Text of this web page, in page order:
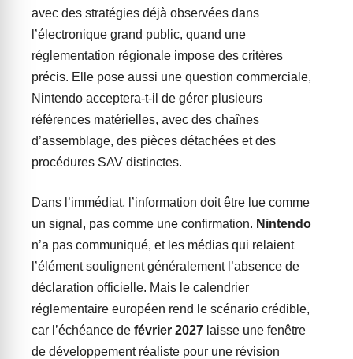
avec des stratégies déjà observées dans
l’électronique grand public, quand une
réglementation régionale impose des critères
précis. Elle pose aussi une question commerciale,
Nintendo acceptera-t-il de gérer plusieurs
références matérielles, avec des chaînes
d’assemblage, des pièces détachées et des
procédures SAV distinctes.
Dans l’immédiat, l’information doit être lue comme
un signal, pas comme une confirmation. Nintendo
n’a pas communiqué, et les médias qui relaient
l’élément soulignent généralement l’absence de
déclaration officielle. Mais le calendrier
réglementaire européen rend le scénario crédible,
car l’échéance de février 2027 laisse une fenêtre
de développement réaliste pour une révision